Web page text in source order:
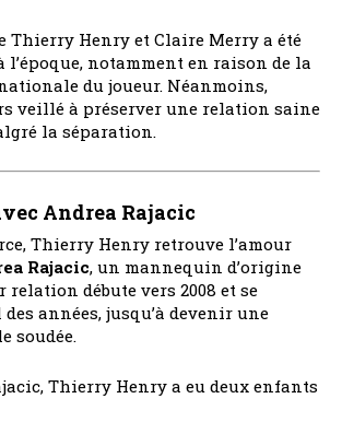
Thierry Henry et Claire Merry a été
l’époque, notamment en raison de la
du joueur. Néanmoins,
veillé à préserver une relation saine
la séparation.
Andrea Rajacic
Thierry Henry retrouve l’amour
Rajacic, un mannequin d’origine
relation débute vers 2008 et se
années, jusqu’à devenir une
soudée.
Thierry Henry a eu deux enfants